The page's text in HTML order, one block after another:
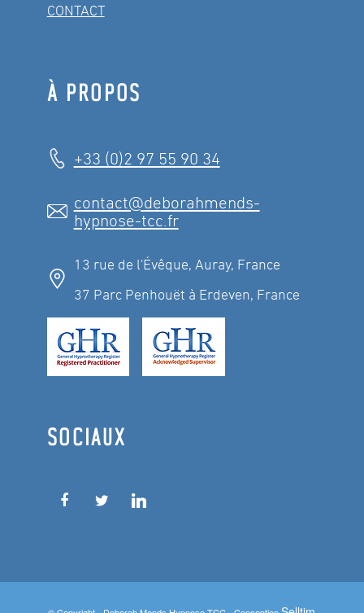
CONTACT
À PROPOS
+33 (0)2 97 55 90 34
contact@deborahmends-
hypnose-tcc.fr
13 rue de l'Évêque, Auray, France
37 Parc Penhouët à Erdeven, France
SOCIAUX
facebooktwitter linkedin